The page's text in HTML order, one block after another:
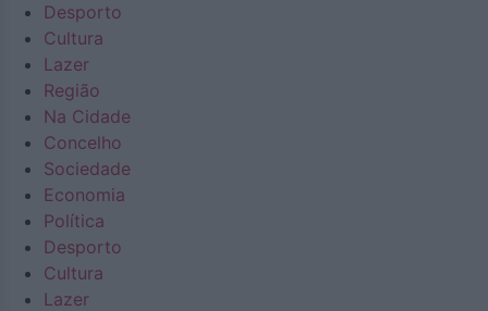
Desporto
Cultura
Lazer
Região
Na Cidade
Concelho
Sociedade
Economia
Política
Desporto
Cultura
Lazer